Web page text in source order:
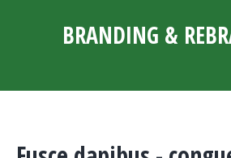
BRANDING &